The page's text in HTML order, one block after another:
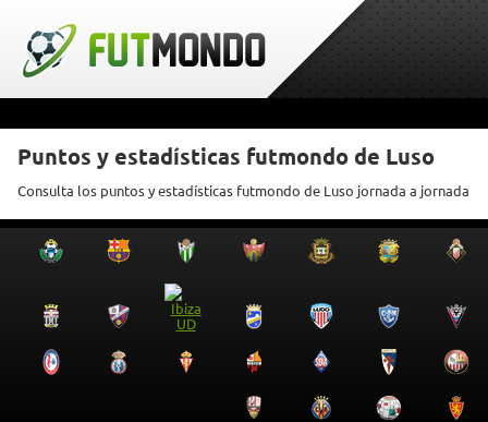
Puntos y estadísticas futmondo de Luso
Consulta los puntos y estadísticas futmondo de Luso jornada a jornada